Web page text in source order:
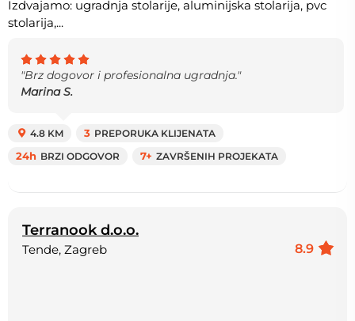
Izdvajamo: ugradnja stolarije, aluminijska stolarija, pvc
stolarija,...
"Brz dogovor i profesionalna ugradnja."
Marina S.
4.8 KM 3 PREPORUKA KLIJENATA
24h BRZI ODGOVOR 7+ ZAVRŠENIH PROJEKATA
Terranook d.o.o.
8.9
Tende, Zagreb